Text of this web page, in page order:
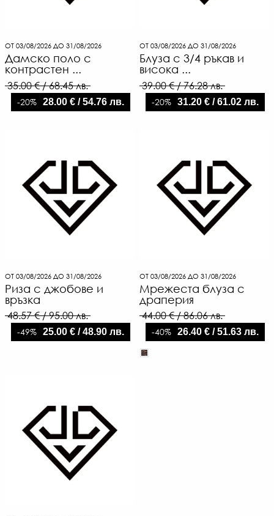
ОТ 03/08/2026 ДО 31/08/2026
Дамско поло с
контрастен ...
35.00 € / 68.45 лв.
-20% 28.00 € / 54.76 лв.
ОТ 03/08/2026 ДО 31/08/2026
Блуза с 3/4 ръкав и
висока ...
39.00 € / 76.28 лв.
-20% 31.20 € / 61.02 лв.
ОТ 03/08/2026 ДО 31/08/2026
Риза с джобове и
връзка
48.57 € / 95.00 лв.
-49% 25.00 € / 48.90 лв.
ОТ 03/08/2026 ДО 31/08/2026
Мрежеста блуза с
драперия
44.00 € / 86.06 лв.
-40% 26.40 € / 51.63 лв.